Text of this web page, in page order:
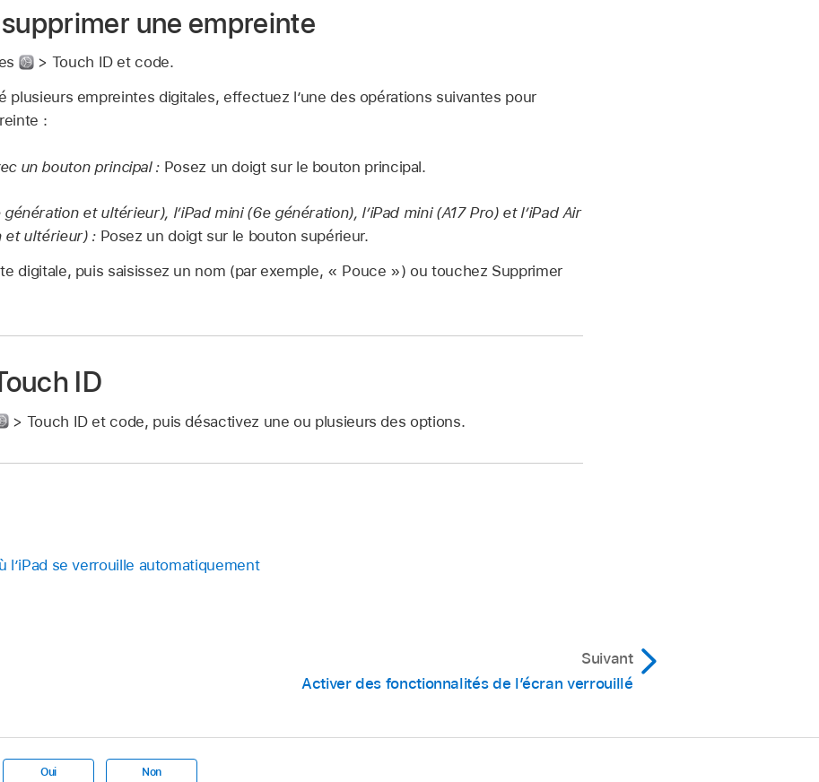
une empreinte
> Touch ID et code.
plusieurs empreintes digitales, effectuez l’une des opérations suivantes pour
:
un bouton principal : Posez un doigt sur le bouton principal.
génération et ultérieur), l’iPad mini (6e génération), l’iPad mini (A17 Pro) et l’iPad Air
et ultérieur) :Posez un doigt sur le bouton supérieur.
digitale, puis saisissez un nom (par exemple, « Pouce ») ou touchez Supprimer
ID
> Touch ID et code, puis désactivez une ou plusieurs des options.
l’iPad se verrouille automatiquement
Suivant
Activer des fonctionnalités de l’écran verrouillé
Oui Non